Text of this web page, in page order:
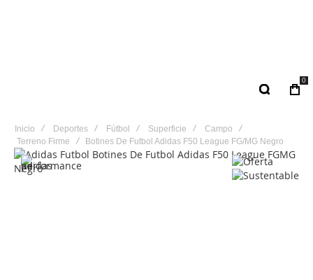
0
Inicio Deportes Fútbol Superficie
Campo
Terreno Firme
Botines De Futbol Adidas F50 League FG/MG Negro